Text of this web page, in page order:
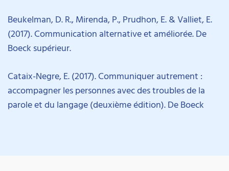
Beukelman, D. R., Mirenda, P., Prudhon, E. & Valliet, E.
(2017). Communication alternative et améliorée. De
Boeck supérieur.
Cataix-Negre, E. (2017). Communiquer autrement :
accompagner les personnes avec des troubles de la
parole et du langage (deuxième édition). De Boeck